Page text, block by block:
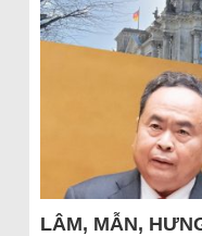
LÂM, MẪN,